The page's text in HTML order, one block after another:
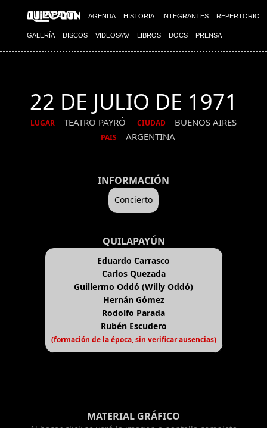
AGENDA HISTORIA INTEGRANTES REPERTORIO
GALERÍA DISCOS VIDEOS/AV LIBROS DOCS PRENSA
22 DE JULIO DE 1971
LUGAR TEATRO PAYRÓ CIUDAD BUENOS AIRES
PAIS ARGENTINA
INFORMACIÓN
Concierto
QUILAPAYÚN
Eduardo Carrasco
Carlos Quezada
Guillermo Oddó (Willy Oddó)
Hernán Gómez
Rodolfo Parada
Rubén Escudero
(formación de la época, sin verificar ausencias)
MATERIAL GRÁFICO